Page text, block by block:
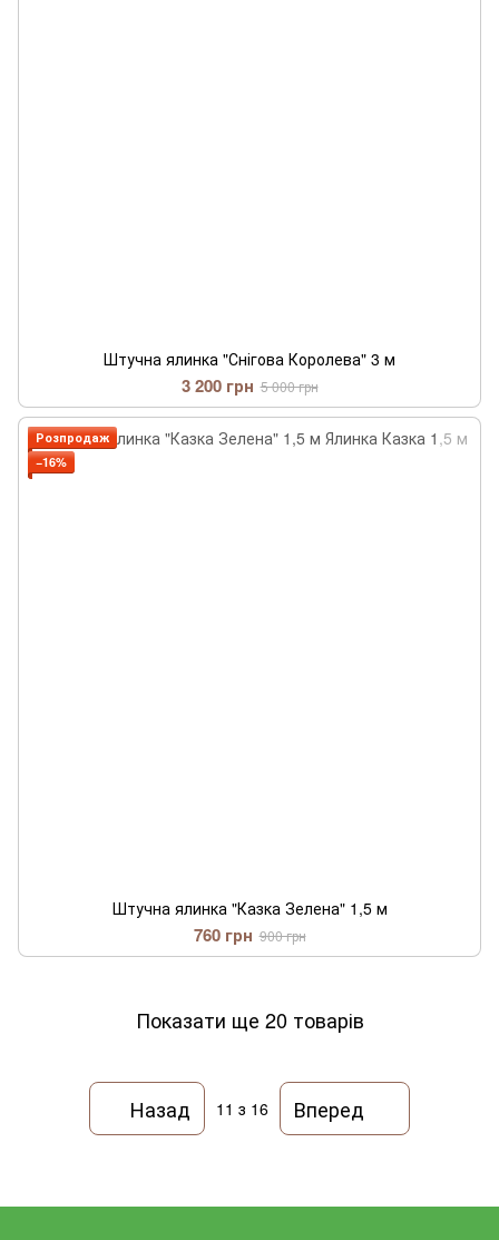
Штучна ялинка "Снігова Королева" 3 м
3 200 грн 5 000 грн
Розпродаж
−16%
Штучна ялинка "Казка Зелена" 1,5 м
760 грн 900 грн
Показати ще 20 товарів
Назад 11 з 16 Вперед